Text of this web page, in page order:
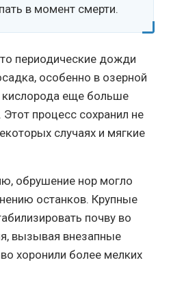
в момент смерти.
периодические дожди
особенно в озерной
кислорода еще больше
процесс сохранил не
случаях и мягкие
обрушение нор могло
останков. Крупные
почву во
вызывая внезапные
хоронили более мелких